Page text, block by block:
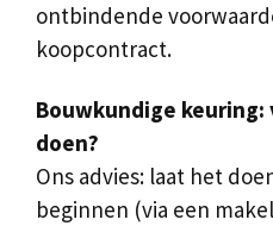
ontbindende
koopcontract.
Bouwkundige
doen?
Ons advies: laat het
beginnen (via een